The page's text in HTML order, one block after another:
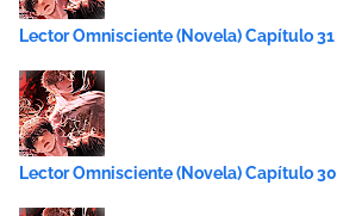
Lector Omnisciente (Novela) Capítulo 31
Lector Omnisciente (Novela) Capítulo 30